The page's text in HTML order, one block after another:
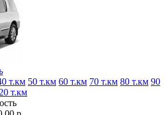
т.км 50 т.км 60 т.км 70 т.км 80 т.км 90
т.км